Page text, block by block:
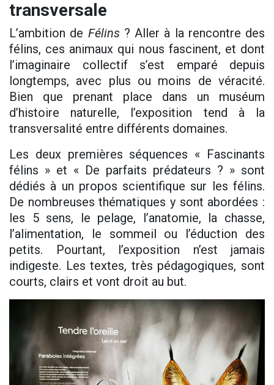
transversale
L’ambition de Félins ? Aller à la rencontre des
félins, ces animaux qui nous fascinent, et dont
l’imaginaire collectif s’est emparé depuis
longtemps, avec plus ou moins de véracité.
Bien que prenant place dans un muséum
d’histoire naturelle, l’exposition tend à la
transversalité entre différents domaines.
Les deux premières séquences « Fascinants
félins » et « De parfaits prédateurs ? » sont
dédiés à un propos scientifique sur les félins.
De nombreuses thématiques y sont abordées :
les 5 sens, le pelage, l’anatomie, la chasse,
l’alimentation, le sommeil ou l’éduction des
petits. Pourtant, l’exposition n’est jamais
indigeste. Les textes, très pédagogiques, sont
courts, clairs et vont droit au but.